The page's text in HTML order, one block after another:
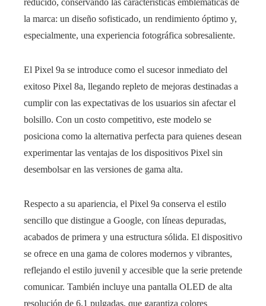
reducido, conservando las características emblemáticas de
la marca: un diseño sofisticado, un rendimiento óptimo y,
especialmente, una experiencia fotográfica sobresaliente.
El Pixel 9a se introduce como el sucesor inmediato del
exitoso Pixel 8a, llegando repleto de mejoras destinadas a
cumplir con las expectativas de los usuarios sin afectar el
bolsillo. Con un costo competitivo, este modelo se
posiciona como la alternativa perfecta para quienes desean
experimentar las ventajas de los dispositivos Pixel sin
desembolsar en las versiones de gama alta.
Respecto a su apariencia, el Pixel 9a conserva el estilo
sencillo que distingue a Google, con líneas depuradas,
acabados de primera y una estructura sólida. El dispositivo
se ofrece en una gama de colores modernos y vibrantes,
reflejando el estilo juvenil y accesible que la serie pretende
comunicar. También incluye una pantalla OLED de alta
resolución de 6.1 pulgadas, que garantiza colores